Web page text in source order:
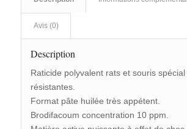
Avis (0)
Description
Raticide polyvalent rats et souris
résistantes.
Format pâte huilée très appétent.
Brodifacoum concentration 10 ppm.